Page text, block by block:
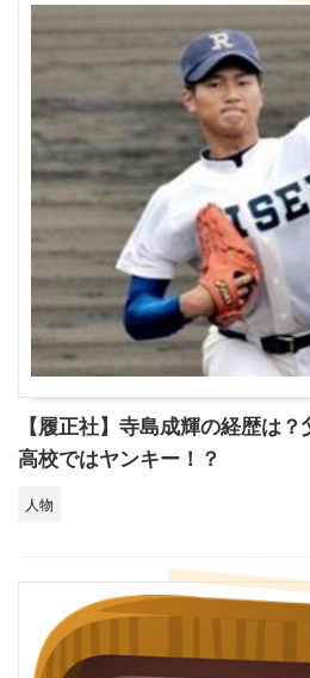
【履正社】寺島成輝の経歴は？
高校ではヤンキー！？
人物